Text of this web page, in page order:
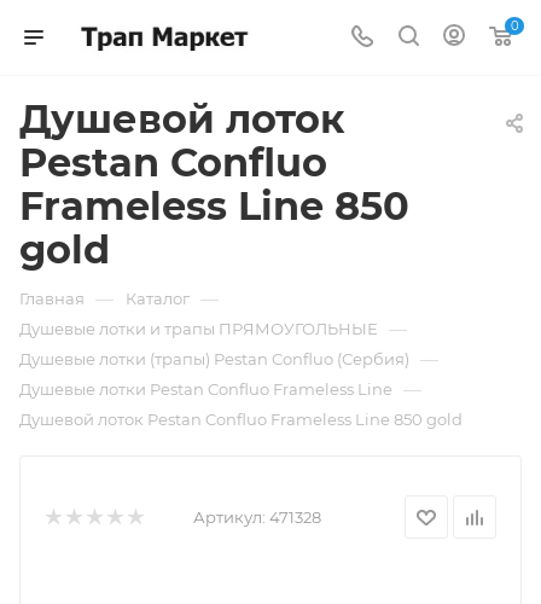
0
Душевой лоток
Pestan Confluo
Frameless Line 850
gold
Главная — Каталог —
Душевые лотки и трапы ПРЯМОУГОЛЬНЫЕ —
Душевые лотки (трапы) Pestan Confluo (Сербия) —
Душевые лотки Pestan Confluo Frameless Line —
Душевой лоток Pestan Confluo Frameless Line 850 gold
Артикул: 471328